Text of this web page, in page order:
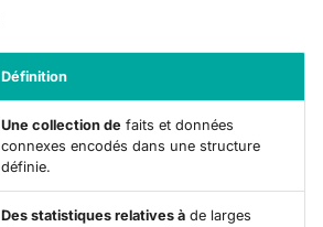
Définition
Une collection de faits et données
connexes encodés dans une structure
définie.
Des statistiques relatives à de larges